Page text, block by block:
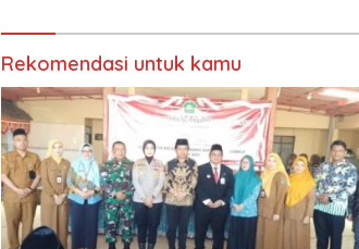
Rekomendasi untuk kamu